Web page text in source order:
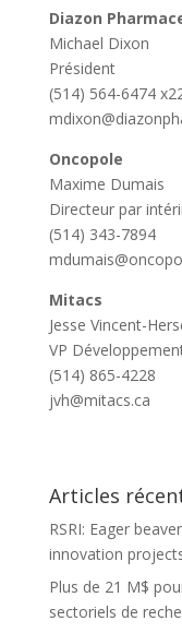
Diazon
Michael Dixon
Président
(514) 564-6474
Oncopole
Maxime Dumais
Directeur par
(514) 343-7894
Mitacs
Jesse Vincent-
VP
(514) 865-4228
jvh@mitacs.ca
Articles
RSRI: Eager
innovation
Plus de 21 M$
sectoriels de